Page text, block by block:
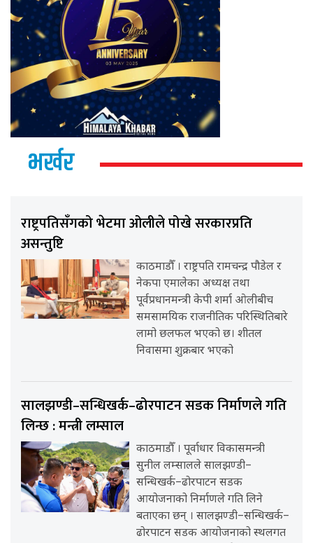
भर्खर
राष्ट्रपतिसँगको भेटमा ओलीले पोखे सरकारप्रति
असन्तुष्टि
काठमाडौँ । राष्ट्रपति रामचन्द्र पौडेल र
नेकपा एमालेका अध्यक्ष तथा
पूर्वप्रधानमन्त्री केपी शर्मा ओलीबीच
समसामयिक राजनीतिक परिस्थितिबारे
लामो छलफल भएको छ। शीतल
निवासमा शुक्रबार भएको
सालझण्डी–सन्धिखर्क–ढोरपाटन सडक निर्माणले गति
लिन्छ : मन्त्री लम्साल
काठमाडौँ । पूर्वाधार विकासमन्त्री
सुनील लम्सालले सालझण्डी–
सन्धिखर्क–ढोरपाटन सडक
आयोजनाको निर्माणले गति लिने
बताएका छन् । सालझण्डी–सन्धिखर्क–
ढोरपाटन सडक आयोजनाको स्थलगत